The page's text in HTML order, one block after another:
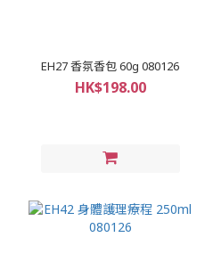
EH27 香氛香包 60g 080126
HK$198.00